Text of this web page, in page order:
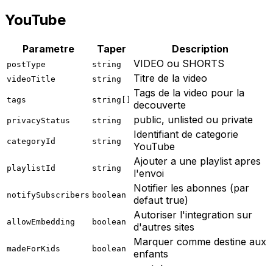
YouTube
Parametre Taper Description
postType string VIDEO ou SHORTS
videoTitle string Titre de la video
tags string[]
Tags de la video pour la
decouverte
privacyStatus string public, unlisted ou private
categoryId string
Identifiant de categorie
YouTube
playlistId string
Ajouter a une playlist apres
l'envoi
notifySubscribers boolean
Notifier les abonnes (par
defaut true)
allowEmbedding boolean
Autoriser l'integration sur
d'autres sites
madeForKids boolean
Marquer comme destine aux
enfants